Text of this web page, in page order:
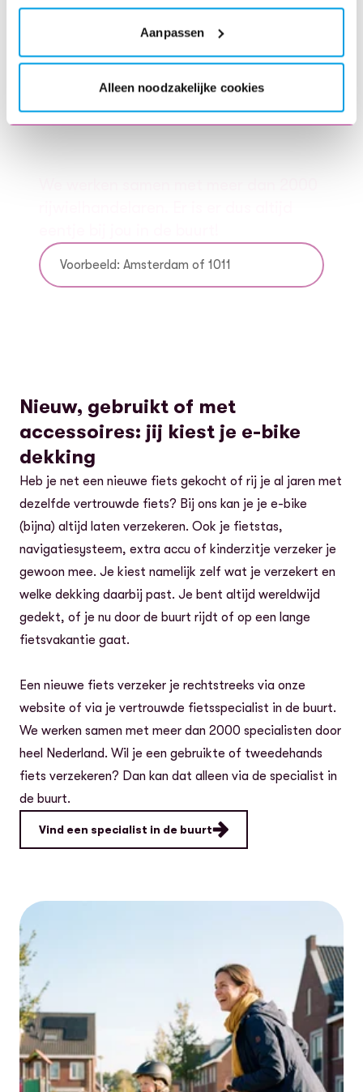
Aanpassen
Alleen noodzakelijke cookies
Vind direct een ENRA
Vul je plaatsnaam in
Nieuw, gebruikt of met
accessoires: jij kiest je e-bike
dekking
Heb je net een nieuwe fiets gekocht of rij je al jaren met
dezelfde vertrouwde fiets? Bij ons kan je je e-bike
(bijna) altijd laten verzekeren. Ook je fietstas,
navigatiesysteem, extra accu of kinderzitje verzeker je
gewoon mee. Je kiest namelijk zelf wat je verzekert en
welke dekking daarbij past. Je bent altijd wereldwijd
gedekt, of je nu door de buurt rijdt of op een lange
fietsvakantie gaat.
Een nieuwe fiets verzeker je rechtstreeks via onze
website of via je vertrouwde fietsspecialist in de buurt.
We werken samen met meer dan 2000 specialisten door
heel Nederland. Wil je een gebruikte of tweedehands
fiets verzekeren? Dan kan dat alleen via de specialist in
de buurt.
Vind een specialist in de buurt